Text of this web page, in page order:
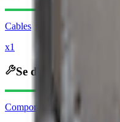
Cables
x1
Se desguaza en
Componentes eléctricos